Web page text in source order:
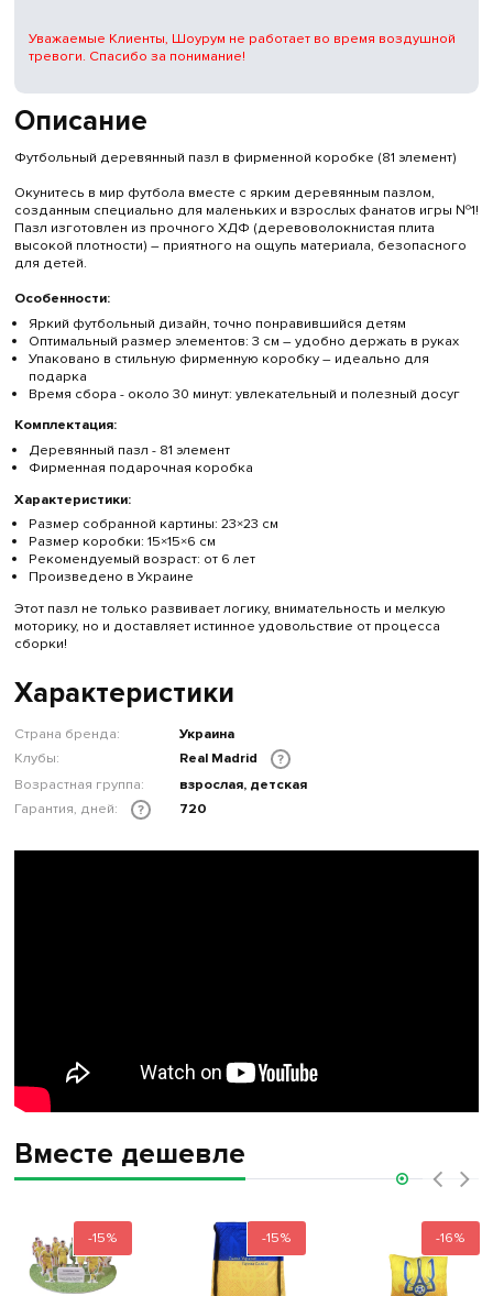
Описание
Футбольный деревянный пазл в фирменной коробке (81 элемент)
Окунитесь в мир футбола вместе с ярким деревянным пазлом,
созданным специально для маленьких и взрослых фанатов игры №1!
Пазл изготовлен из прочного ХДФ (деревоволокнистая плита
высокой плотности) – приятного на ощупь материала, безопасного
для детей.
Особенности:
Яркий футбольный дизайн, точно понравившийся детям
Оптимальный размер элементов: 3 см – удобно держать в руках
Упаковано в стильную фирменную коробку – идеально для
подарка
Время сбора - около 30 минут: увлекательный и полезный досуг
Комплектация:
Деревянный пазл - 81 элемент
Фирменная подарочная коробка
Характеристики:
Размер собранной картины: 23×23 см
Размер коробки: 15×15×6 см
Рекомендуемый возраст: от 6 лет
Произведено в Украине
Этот пазл не только развивает логику, внимательность и мелкую
моторику, но и доставляет истинное удовольствие от процесса
сборки!
Характеристики
Страна бренда:
Украина
Клубы:
Real Madrid
?
Возрастная группа:
взрослая, детская
Гарантия, дней:
? 720
Уважаемые Клиенты, Шоурум не работает во время воздушной
тревоги. Спасибо за понимание!
Вместе дешевле
-15% -15% -16%